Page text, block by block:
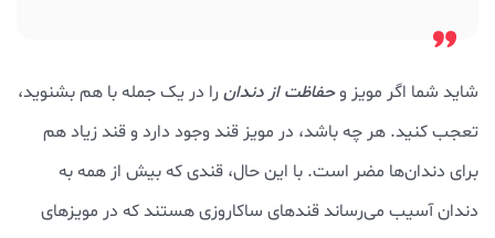
شاید شما اگر مویز وحفاظت از دندان را در یک جمله با هم بشنوید،
تعجب کنید. هر چه باشد، در مویز قند وجود دارد و قند زیاد هم
برای دندان‌ها مضر است. با این حال، قندی که بیش از همه به
دندان آسیب می‌رساند قندهای ساکاروزی هستند که در مویزهای